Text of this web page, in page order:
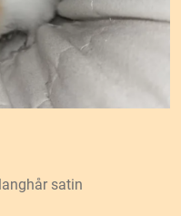
satin